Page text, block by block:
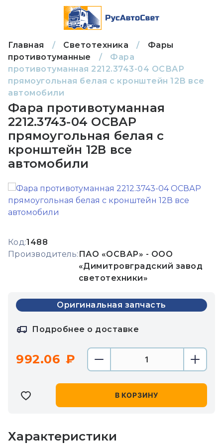
Главная / Светотехника /
Фары
противотуманные
/
Фара
противотуманная 2212.3743-04 ОСВАР
прямоугольная белая с кронштейн 12В все
автомобили
Фара противотуманная
2212.3743-04 ОСВАР
прямоугольная белая с
кронштейн 12В все
автомобили
Код:1488
Производитель: ПАО «ОСВАР» - ООО
«Димитровградский завод
светотехники»
Оригинальная запчасть
Подробнее о доставке
992.06
В КОРЗИНУ
Характеристики